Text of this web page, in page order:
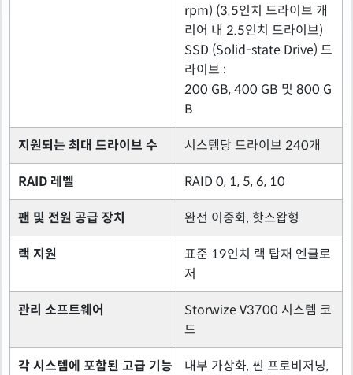
rpm) (3.5인치 드라이브 캐
리어 내 2.5인치 드라이브)
SSD (Solid-state Drive) 드
라이브 :
200 GB, 400 GB 및 800 G
B
지원되는 최대 드라이브 수 시스템당 드라이브 240개
RAID 레벨 RAID 0, 1, 5, 6, 10
팬 및 전원 공급 장치 완전 이중화, 핫스왑형
랙 지원
표준 19인치 랙 탑재 엔클로
저
관리 소프트웨어
Storwize V3700 시스템 코
드
각 시스템에 포함된 고급 기능
내부 가상화, 씬 프로비저닝,